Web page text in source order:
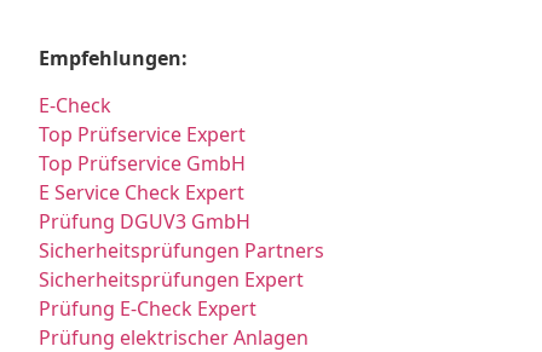
Empfehlungen:
E-Check
Top Prüfservice Expert
Top Prüfservice GmbH
E Service Check Expert
Prüfung DGUV3 GmbH
Sicherheitsprüfungen Partners
Sicherheitsprüfungen Expert
Prüfung E-Check Expert
Prüfung elektrischer Anlagen